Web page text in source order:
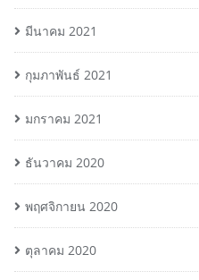
มีนาคม 2021
กุมภาพันธ์ 2021
มกราคม 2021
ธันวาคม 2020
พฤศจิกายน 2020
ตุลาคม 2020